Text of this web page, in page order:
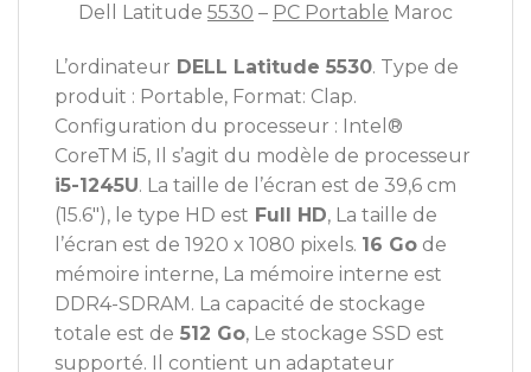
Dell Latitude 5530 – PC Portable Maroc
L’ordinateur DELL Latitude 5530. Type de
produit : Portable, Format: Clap.
Configuration du processeur : Intel®
CoreTM i5, Il s’agit du modèle de processeur
i5-1245U. La taille de l’écran est de 39,6 cm
(15.6″), le type HD est Full HD, La taille de
l’écran est de 1920 x 1080 pixels. 16 Go de
mémoire interne, La mémoire interne est
DDR4-SDRAM. La capacité de stockage
totale est de 512 Go, Le stockage SSD est
supporté. Il contient un adaptateur